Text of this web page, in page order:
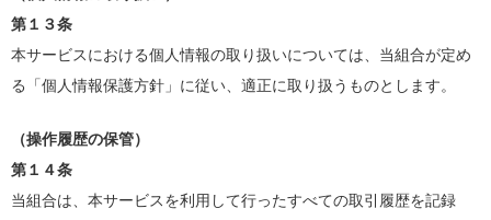
第１３条
本サービスにおける個人情報の取り扱いについては、当組合が定め
る「個人情報保護方針」に従い、適正に取り扱うものとします。
（操作履歴の保管）
第１４条
当組合は、本サービスを利用して行ったすべての取引履歴を記録